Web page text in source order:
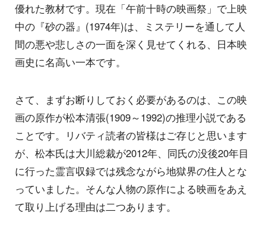
優れた教材です。現在「午前十時の映画祭」で上映
中の『砂の器』(1974年)は、ミステリーを通して人
間の悪や悲しさの一面を深く見せてくれる、日本映
画史に名高い一本です。
さて、まずお断りしておく必要があるのは、この映
画の原作が松本清張(1909～1992)の推理小説である
ことです。リバティ読者の皆様はご存じと思います
が、松本氏は大川総裁が2012年、同氏の没後20年目
に行った霊言収録では残念ながら地獄界の住人とな
っていました。そんな人物の原作による映画をあえ
て取り上げる理由は二つあります。